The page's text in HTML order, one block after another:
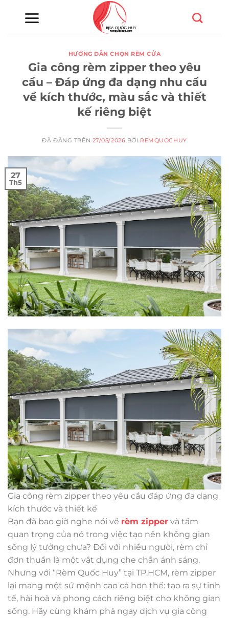
HƯỚNG DẪN CHỌN RÈM CỬA
Gia công rèm zipper theo yêu
cầu – Đáp ứng đa dạng nhu cầu
về kích thước, màu sắc và thiết
kế riêng biệt
ĐÃ ĐĂNG TRÊN 27/05/2026 BỞI REMQUOCHUY
27
Th5
Gia công rèm zipper theo yêu cầu đáp ứng đa dạng
kích thước và thiết kế
Bạn đã bao giờ nghe nói về rèm zipper và tầm
quan trọng của nó trong việc tạo nên không gian
sống lý tưởng chưa? Đối với nhiều người, rèm chỉ
đơn thuần là một vật dụng che chắn ánh sáng.
Nhưng với “Rèm Quốc Huy” tại TP.HCM, rèm zipper
lại mang một sứ mệnh cao cả hơn thế: tạo ra sự tinh
tế, hài hoà và phong cách riêng biệt cho không gian
sống. Hãy cùng khám phá ngay dịch vụ gia công